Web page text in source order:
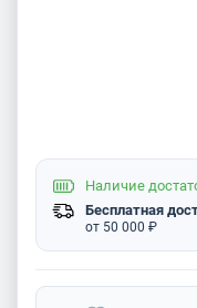
Наличие
Бесплатная
от 50 000 ₽